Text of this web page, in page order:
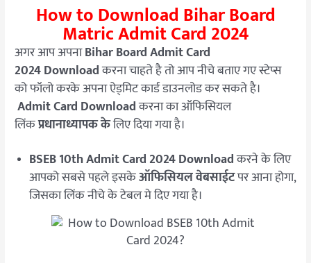
How to Download Bihar Board
Matric Admit Card 2024
अगर आप अपनाBihar Board Admit Card
2024 Downloadकरना चाहते है तो आप नीचे बताए गए स्टेप्स
को फॉलो करके अपना ऐड्मिट कार्ड डाउनलोड कर सकते है।
Admit Card Downloadकरना का ऑफिसियल
लिंकप्रधानाध्यापक केलिए दिया गया है।
BSEB 10th Admit Card 2024 Downloadकरने के लिए
आपको सबसे पहले इसकेऑफिसियल वेबसाईटपर आना होगा,
जिसका लिंक नीचे के टेबल मे दिए गया है।